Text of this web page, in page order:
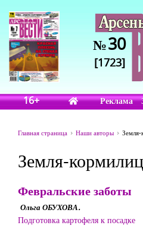
№30
[1723]
16+ Реклама
Главная страница Наши авторы Земля-
Земля-
Февральские заботы
Ольга ОБУХОВА.
Подготовка картофеля к посадке